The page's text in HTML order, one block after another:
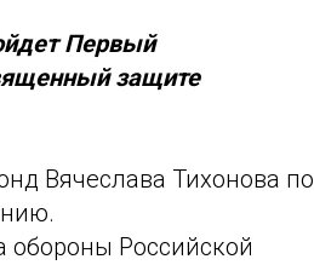
Первый
защите
Вячеслава Тихонова по
обороны Российской